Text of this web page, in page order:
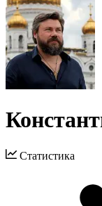
Статистика